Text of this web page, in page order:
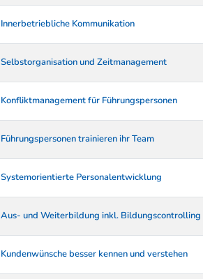
Innerbetriebliche Kommunikation
Selbstorganisation und Zeitmanagement
Konfliktmanagement für Führungspersonen
Führungspersonen trainieren ihr Team
Systemorientierte Personalentwicklung
Aus- und Weiterbildung inkl. Bildungscontrolling
Kundenwünsche besser kennen und verstehen